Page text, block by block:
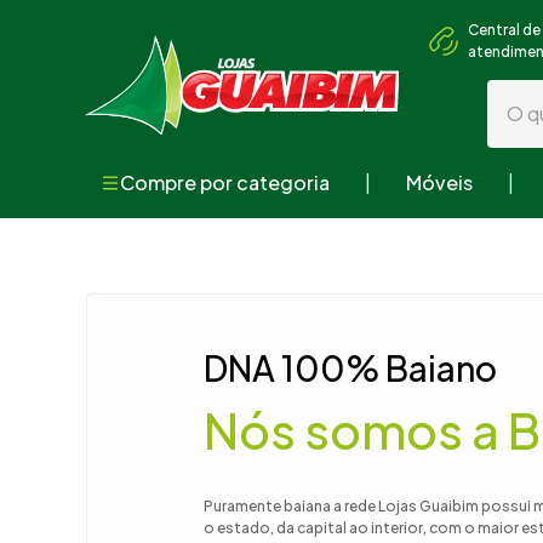
Central de
O
Compre por categoria Móveis
DNA 100% Baiano
Nós somos a
Puramente baiana a rede Lojas Guaibim
o estado, da capital ao interior, com o maior
Termos
4º
sofá
6
cama
7º
tv